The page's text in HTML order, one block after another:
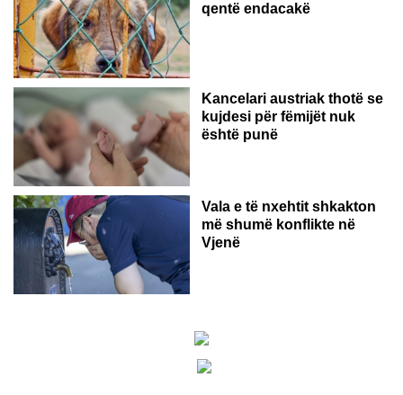
qentë endacakë
Kancelari austriak thotë se
kujdesi për fëmijët nuk
është punë
Vala e të nxehtit shkakton
më shumë konflikte në
Vjenë